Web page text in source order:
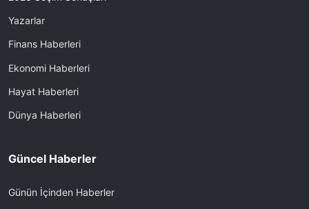
Yazarlar
Finans Haberleri
Ekonomi Haberleri
Hayat Haberleri
Dünya Haberleri
Güncel Haberler
Günün İçinden Haberler